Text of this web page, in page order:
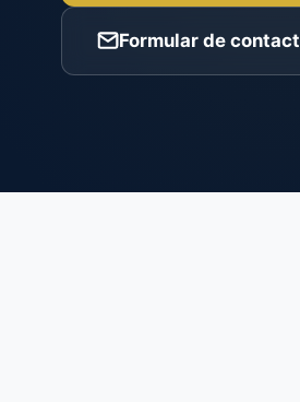
Formular de contact